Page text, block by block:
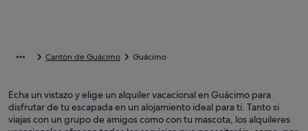
Cantón de Guácimo Guácimo
Echa un vistazo y elige un alquiler vacacional en Guácimo para
disfrutar de tu escapada en un alojamiento ideal para ti. Tanto si
viajas con un grupo de amigos como con tu mascota, los alquileres